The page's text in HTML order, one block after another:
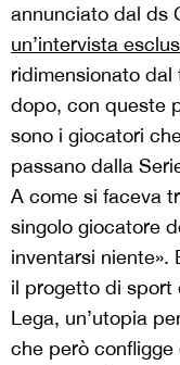
annunciato dal ds
un’intervista
ridimensionato dal
dopo, con queste
sono i giocatori
passano dalla
A come si faceva
singolo giocatore
inventarsi niente».
il progetto di sport
Lega, un’utopia
che però